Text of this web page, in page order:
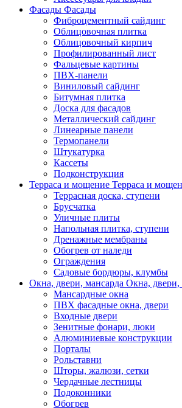
Фасады Фасады
Фиброцементный сайдинг
Облицовочная плитка
Облицовочный кирпич
Профилированный лист
Фальцевые картины
ПВХ-панели
Виниловый сайдинг
Битумная плитка
Доска для фасадов
Металлический сайдинг
Линеарные панели
Термопанели
Штукатурка
Кассеты
Подконструкция
Терраса и мощение Терраса и
Террасная доска, ступени
Брусчатка
Уличные плиты
Напольная плитка, ступени
Дренажные мембраны
Обогрев от наледи
Ограждения
Садовые бордюры, клумбы
Окна, двери, мансарда Окна, двери,
Мансардные окна
ПВХ фасадные окна, двери
Входные двери
Зенитные фонари, люки
Алюминиевые конструкции
Порталы
Рольставни
Шторы, жалюзи, сетки
Чердачные лестницы
Подоконники
Обогрев